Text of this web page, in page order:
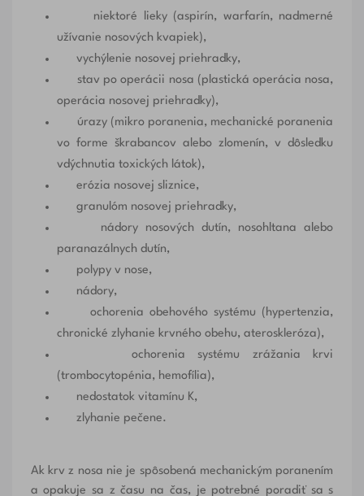
niektoré lieky (aspirín, warfarín, nadmerné
užívanie nosových kvapiek),
vychýlenie nosovej priehradky,
stav po operácii nosa (plastická operácia nosa,
operácia nosovej priehradky),
úrazy (mikro poranenia, mechanické poranenia
vo forme škrabancov alebo zlomenín, v dôsledku
vdýchnutia toxických látok),
erózia nosovej sliznice,
granulóm nosovej priehradky,
nádory nosových dutín, nosohltana alebo
paranazálnych dutín,
polypy v nose,
nádory,
ochorenia obehového systému (hypertenzia,
chronické zlyhanie krvného obehu, ateroskleróza),
ochorenia systému zrážania krvi
(trombocytopénia, hemofília),
nedostatok vitamínu K,
zlyhanie pečene.
Ak krv z nosa nie je spôsobená mechanickým poranením
a opakuje sa z času na čas, je potrebné poradiť sa s